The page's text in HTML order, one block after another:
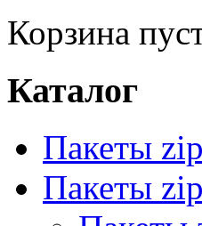
Корзина
Каталог
Пакеты
Пакеты